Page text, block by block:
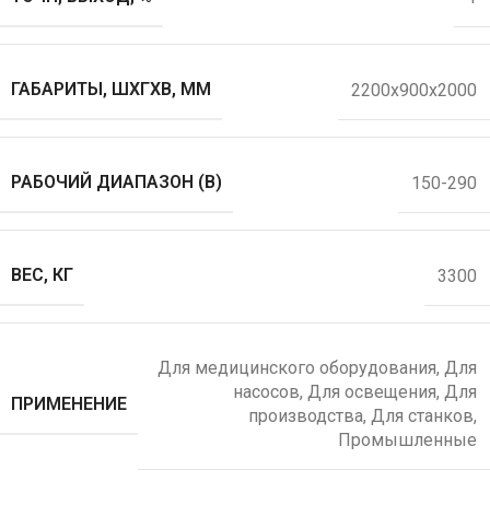
ГАБАРИТЫ, ШХГХВ, ММ 2200х900х2000
РАБОЧИЙ ДИАПАЗОН (В) 150-290
ВЕС, КГ 3300
ПРИМЕНЕНИЕ
Для медицинского оборудования, Для
насосов, Для освещения, Для
производства, Для станков,
Промышленные